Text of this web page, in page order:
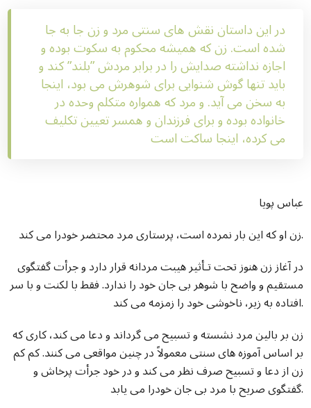
در این داستان نقش های سنتی مرد و زن جا به جا
شده است. زن که همیشه محکوم به سکوت بوده و
اجازه نداشته صدایش را در برابر مردش ”بلند” کند و
باید تنها گوش شنوایی برای شوهرش می بود، اینجا
به سخن می آید. و مرد که همواره متکلم وحده در
خانواده بوده و برای فرزندان و همسر تعیین تکلیف
می کرده، اینجا ساکت است
عباس پویا
زن او که این بار نمرده است، پرستاری مرد محتضر خودرا می کند.
در آغاز زن هنوز تحت تـأثیر هیبت مردانه قرار دارد و جرأت گفتگوی
مستقیم و واضح با شوهر بی جان خود را ندارد. فقط با لکنت و با سر
افتاده به زیر، ناخوشی خود را زمزمه می کند.
زن بر بالین مرد نشسته و تسبیح می گرداند و دعا می کند، کاری که
بر اساس آموزه های سنتی معمولاً در چنین مواقعی می کنند. کم کم
زن از دعا و تسبیح صرف نظر می کند و در خود جرأت پرخاش و
گفتگوی صریح با مرد بی جان خودرا می یابد.